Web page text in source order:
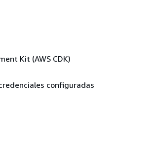
Kit (AWS CDK)
configuradas